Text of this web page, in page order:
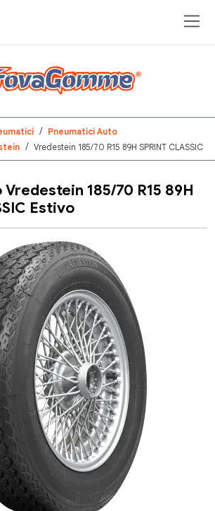
Pneumatici Auto
Vredestein 185/70 R15 89H SPRINT CLASSIC
185/70 R15 89H
Estivo